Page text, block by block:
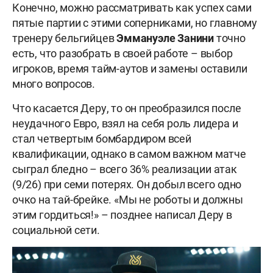
Конечно, можно рассматривать как успех сами
пятые партии с этими соперниками, но главному
тренеру бельгийцевЭммануэле Заниниточно
есть, что разобрать в своей работе – выбор
игроков, время тайм-аутов и замены оставили
много вопросов.
Что касается Деру, то он преобразился после
неудачного Евро, взял на себя роль лидера и
стал четвертым бомбардиром всей
квалификации, однако в самом важном матче
сыграл бледно – всего 36% реализации атак
(9/26) при семи потерях. Он добыл всего одно
очко на тай-брейке. «Мы не роботы и должны
этим гордиться!» – позднее написал Деру в
социальной сети.